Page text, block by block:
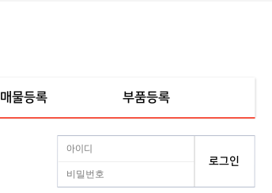
매물등록 부품등록